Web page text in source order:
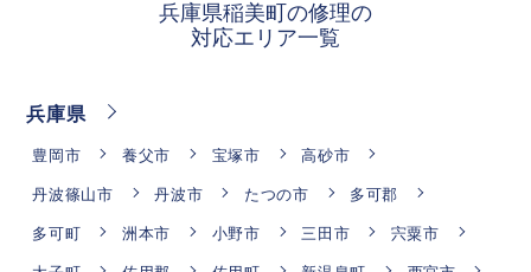
兵庫県稲美町の修理の
対応エリア一覧
兵庫県
豊岡市 養父市 宝塚市
高砂市
丹波篠山市
丹波市 たつの市
多可郡
多可町
洲本市 小野市 三田市
宍粟市